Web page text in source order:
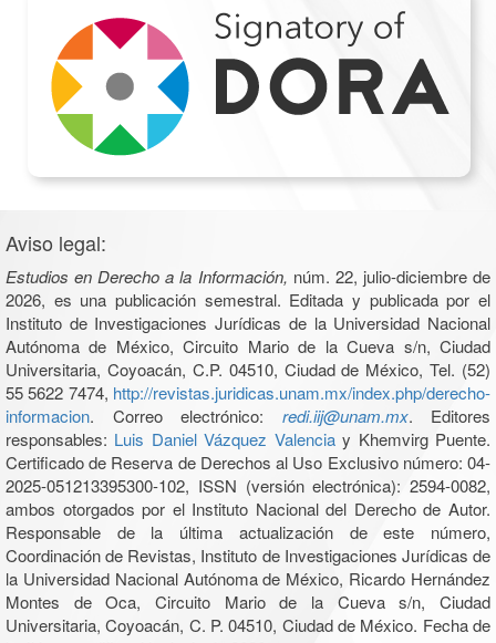
Aviso legal:
Estudios en Derecho a la Información, núm. 22, julio-diciembre de
2026, es una publicación semestral. Editada y publicada por el
Instituto de Investigaciones Jurídicas de la Universidad Nacional
Autónoma de México, Circuito Mario de la Cueva s/n, Ciudad
Universitaria, Coyoacán, C.P. 04510, Ciudad de México, Tel. (52)
55 5622 7474, http://revistas.juridicas.unam.mx/index.php/derecho-
informacion. Correo electrónico: redi.iij@unam.mx. Editores
responsables: Luis Daniel Vázquez Valenciay Khemvirg Puente.
Certificado de Reserva de Derechos al Uso Exclusivo número: 04-
2025-051213395300-102, ISSN (versión electrónica): 2594-0082,
ambos otorgados por el Instituto Nacional del Derecho de Autor.
Responsable de la última actualización de este número,
Coordinación de Revistas, Instituto de Investigaciones Jurídicas de
la Universidad Nacional Autónoma de México, Ricardo Hernández
Montes de Oca, Circuito Mario de la Cueva s/n, Ciudad
Universitaria, Coyoacán, C. P. 04510, Ciudad de México. Fecha de